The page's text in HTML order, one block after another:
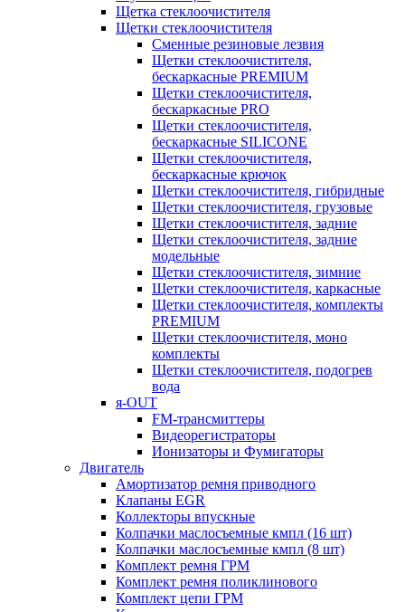
Щетка стеклоочистителя
Щетки стеклоочистителя
Сменные резиновые лезвия
Щетки стеклоочистителя,
бескаркасные PREMIUM
Щетки стеклоочистителя,
бескаркасные PRO
Щетки стеклоочистителя,
бескаркасные SILICONE
Щетки стеклоочистителя,
бескаркасные крючок
Щетки стеклоочистителя, гибридные
Щетки стеклоочистителя, грузовые
Щетки стеклоочистителя, задние
Щетки стеклоочистителя, задние
модельные
Щетки стеклоочистителя, зимние
Щетки стеклоочистителя, каркасные
Щетки стеклоочистителя, комплекты
PREMIUM
Щетки стеклоочистителя, моно
комплекты
Щетки стеклоочистителя, подогрев
вода
я-OUT
FM-трансмиттеры
Видеорегистраторы
Ионизаторы и Фумигаторы
Двигатель
Амортизатор ремня приводного
Клапаны EGR
Коллекторы впускные
Колпачки маслосъемные кмпл (16 шт)
Колпачки маслосъемные кмпл (8 шт)
Комплект ремня ГРМ
Комплект ремня поликлинового
Комплект цепи ГРМ